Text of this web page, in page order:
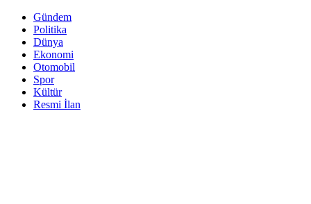
Gündem
Politika
Dünya
Ekonomi
Otomobil
Spor
Kültür
Resmi İlan